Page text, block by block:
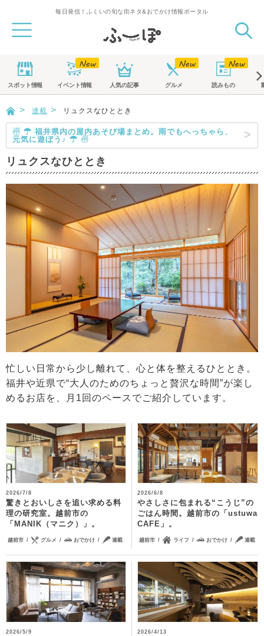
毎日発信！ふくいの旬な街ネタ&おでかけ情報ポータル
スポット情報 イベント情報 人気の記事 グルメ 読みもの
連載 リュクスなひととき
☃ ☂ 福井県内の屋内あそび場まとめ。雨でもへっちゃら、
元気に遊ぼう♪ ☂ ☃
リュクスなひととき
忙しい日常から少し離れて、心と体を整えるひととき。
福井や近県で“大人のためのちょっと贅沢な時間”が楽し
めるお店を、月1回のペースでご紹介しています。
2026/7/8
驚きとおいしさを追い求める料
理の研究室。越前市の
「MANIK（マニク）」。
越前市 グルメ おでかけ 連載
2026/6/8
やさしさに包まれる“こうじ”の
ごはん時間。越前市の「ustuwa
CAFE」。
越前市 ライフ おでかけ 連載
2026/5/9 2026/4/13